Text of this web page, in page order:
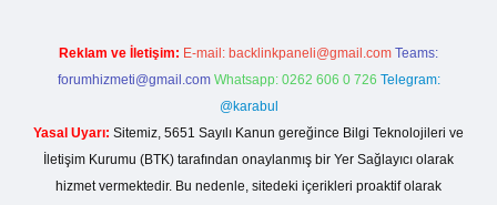
Reklam ve İletişim: E-mail: backlinkpaneli@gmail.com Teams:
forumhizmeti@gmail.com Whatsapp: 0262 606 0 726 Telegram:
@karabul
Yasal Uyarı: Sitemiz, 5651 Sayılı Kanun gereğince Bilgi Teknolojileri ve
İletişim Kurumu (BTK) tarafından onaylanmış bir Yer Sağlayıcı olarak
hizmet vermektedir. Bu nedenle, sitedeki içerikleri proaktif olarak